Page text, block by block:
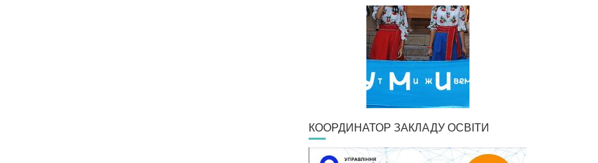
КООРДИНАТОР ЗАКЛАДУ ОСВІТИ